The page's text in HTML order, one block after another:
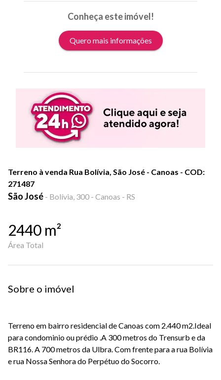
Conheça este imóvel!
Quero mais informações
Terreno à venda Rua Bolívia, São José - Canoas - COD:
271487
São José - Bolívia, 300 - Canoas - RS
2440 m²
Área Total
Sobre o imóvel
Terreno em bairro residencial de Canoas com 2.440 m2.Ideal
para condominio ou prédio .A 300 metros do Trensurb e da
BR116. A 700 metros da Ulbra. Com frente para a rua Bolívia
e rua Nossa Senhora do Perpétuo do Socorro.